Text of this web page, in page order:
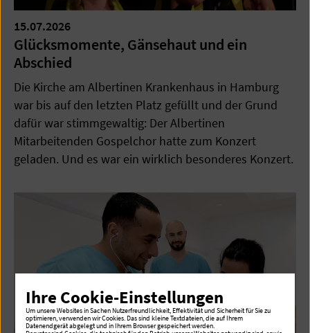
15.07.2026
Glücksmomente, Gänsehaut und ein
Abschied
Die Kirche am Albertinen Krankenhaus in Hamburg
war bis auf den letzten Platz gefüllt und der Grund
dafür war stimmgewaltig: Der Albertinen
Mitarbeitenden Gospelchor hatte zum Konzert
geladen. Und es war ein wirklich besonderes Konzert.
Ihre Cookie-Einstellungen
Um unsere Websites in Sachen Nutzerfreundlichkeit, Effektivität und Sicherheit für Sie zu
optimieren, verwenden wir Cookies. Das sind kleine Textdateien, die auf Ihrem
Datenendgerät abgelegt und in Ihrem Browser gespeichert werden.